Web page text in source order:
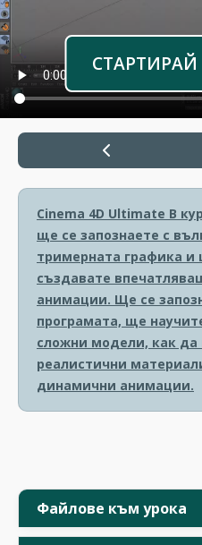
Файлове към урока
СТАРТИРАЙ
Cinema 4D Ultimate В
ще се запознаете с
тримерната графика и
създавате
анимации. Ще се
програмата, ще
сложни модели, как да
реалистични
динамични анимации.